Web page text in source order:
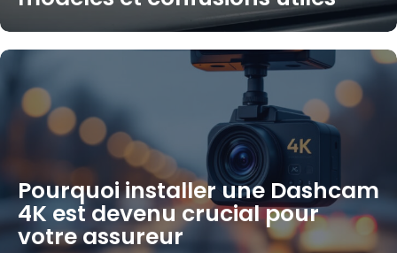
Pourquoi installer une Dashcam
4K est devenu crucial pour
votre assureur